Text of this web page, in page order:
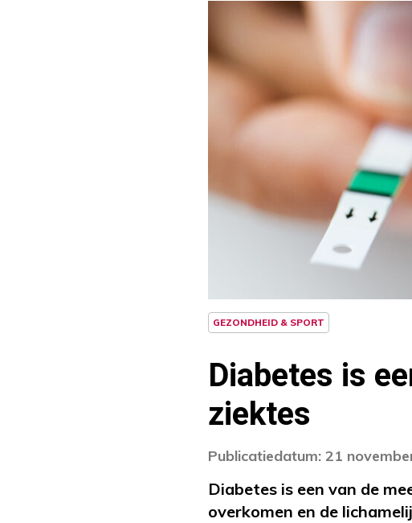
GEZONDHEID & SPORT
Diabetes is
ziektes
Publicatiedatum: 21
Diabetes is een van de
overkomen en de